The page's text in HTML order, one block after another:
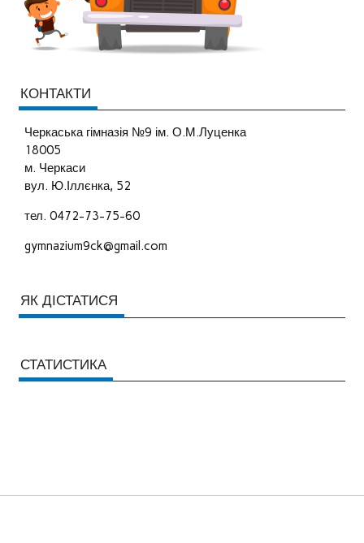
КОНТАКТИ
Черкаська гімназія №9 ім. О.М.Луценка
18005
м. Черкаси
вул. Ю.Іллєнка, 52
тел. 0472-73-75-60
gymnazium9ck@gmail.com
ЯК ДІСТАТИСЯ
СТАТИСТИКА